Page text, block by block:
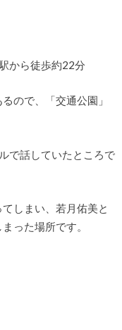
から徒歩約22分
ので、「交通公園」
で話していたところで
しまい、若月佑美と
った場所です。